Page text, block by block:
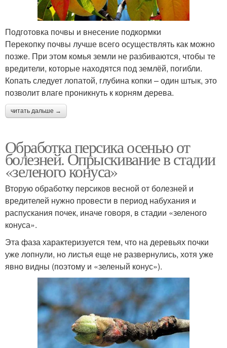
Подготовка почвы и внесение подкормки
Перекопку почвы лучше всего осуществлять как можно
позже. При этом комья земли не разбиваются, чтобы те
вредители, которые находятся под землёй, погибли.
Копать следует лопатой, глубина копки – один штык, это
позволит влаге проникнуть к корням дерева.
читать дальше →
Обработка персика осенью от
болезней. Опрыскивание в стадии
«зеленого конуса»
Вторую обработку персиков весной от болезней и
вредителей нужно провести в период набухания и
распускания почек, иначе говоря, в стадии «зеленого
конуса».
Эта фаза характеризуется тем, что на деревьях почки
уже лопнули, но листья еще не развернулись, хотя уже
явно видны (поэтому и «зеленый конус»).